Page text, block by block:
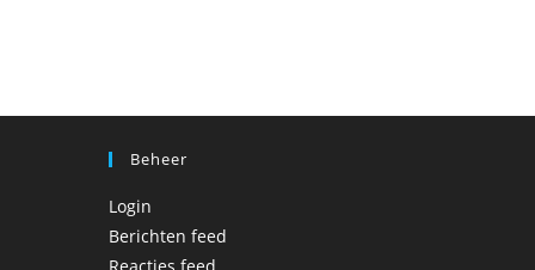
Beheer
Login
Berichten feed